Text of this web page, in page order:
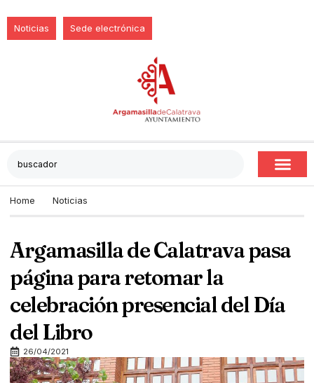
Noticias Sede electrónica
Home Noticias
Argamasilla de Calatrava pasa
página para retomar la
celebración presencial del Día
del Libro
26/04/2021